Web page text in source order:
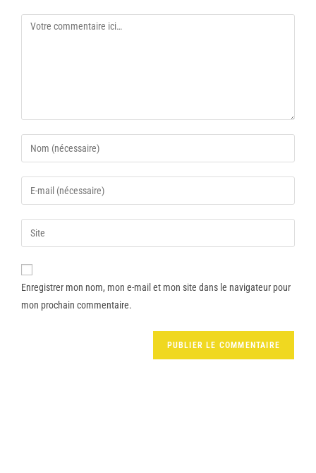
Enregistrer mon nom, mon e-mail et mon site dans le navigateur pour
mon prochain commentaire.